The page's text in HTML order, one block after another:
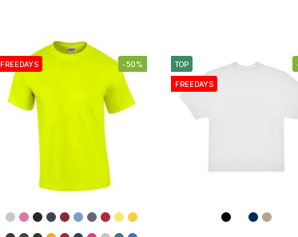
FREEDAYS -50% TOP
FREEDAYS